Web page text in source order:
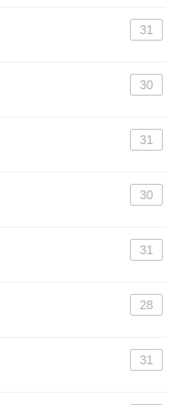
31
30
31
30
31
28
31